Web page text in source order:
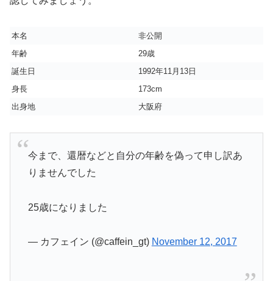
本名
非公開
年齢
29歳
誕生日
1992年11月13日
身長
173cm
出身地
大阪府
今まで、還暦などと自分の年齢を偽って申し訳あ
りませんでした
25歳になりました
— カフェイン (@caffein_gt) November 12, 2017